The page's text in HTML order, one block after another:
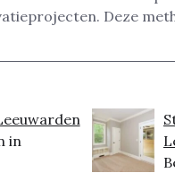
Deze
in